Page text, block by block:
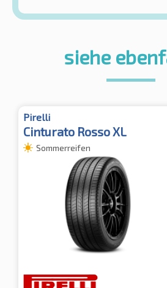
siehe
Pirelli
Cinturato Rosso XL
Sommerreifen